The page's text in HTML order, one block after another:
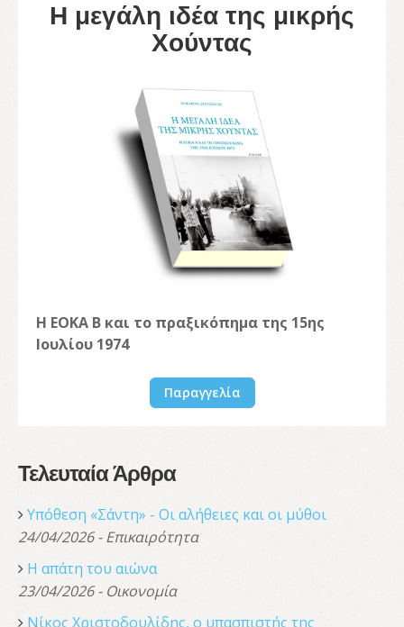
Η μεγάλη ιδέα της μικρής
Χούντας
Η ΕΟΚΑ Β και το πραξικόπημα της 15ης
Ιουλίου 1974
Παραγγελία
Τελευταία Άρθρα
Υπόθεση «Σάντη» - Οι αλήθειες και οι μύθοι
24/04/2026 - Επικαιρότητα
Η απάτη του αιώνα
23/04/2026 - Οικονομία
Νίκος Χριστοδουλίδης, o υπασπιστής της